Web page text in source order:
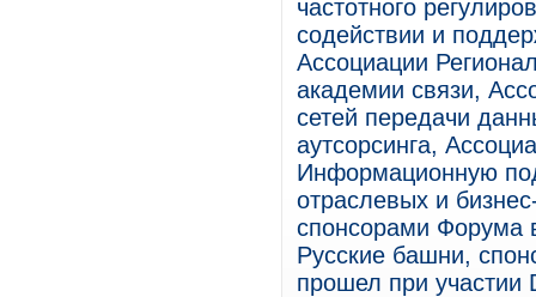
частотного
содействии и
Ассоциации
академии связи,
сетей передачи
аутсорсинга,
Информационную
отраслевых и
спонсорами Форума
Русские башни,
прошел при участии